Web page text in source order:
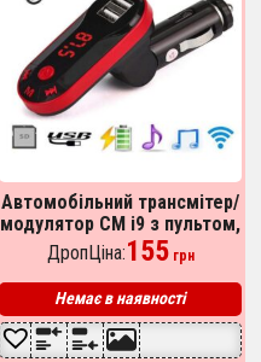
Автомобільний трансмітер/
модулятор CM i9 з пультом,
модулятор Fm з
акумулятором. Колір:
червоний
ДропЦіна:155грн
Немає в наявності